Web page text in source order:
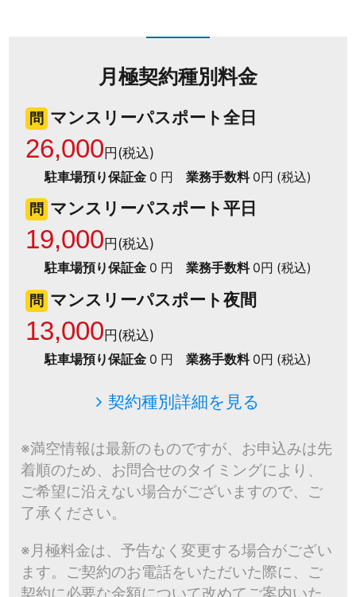
月極契約種別料金
問 マンスリーパスポート全日
26,000円(税込)
駐車場預り保証金 0 円 業務手数料 0円 (税込)
問 マンスリーパスポート平日
19,000円(税込)
駐車場預り保証金 0 円 業務手数料 0円 (税込)
問 マンスリーパスポート夜間
13,000円(税込)
駐車場預り保証金 0 円 業務手数料 0円 (税込)
契約種別詳細を見る
※満空情報は最新のものですが、お申込みは先
着順のため、お問合せのタイミングにより、
ご希望に沿えない場合がございますので、ご
了承ください。
※月極料金は、予告なく変更する場合がござい
ます。ご契約のお電話をいただいた際に、ご
契約に必要な金額について改めてご案内いた